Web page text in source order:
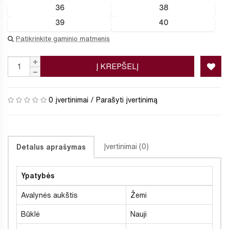
36 38
39 40
Patikrinkite gaminio matmenis
Į KREPŠELĮ
0 įvertinimai / Parašyti įvertinimą
Detalus aprašymas Įvertinimai (0)
Ypatybės
Avalynės aukštis Žemi
Būklė Nauji